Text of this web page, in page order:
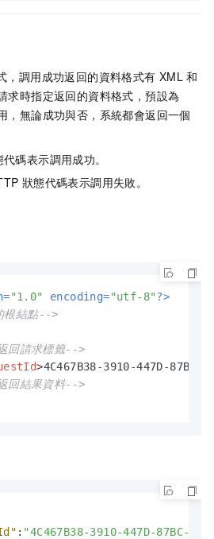
，調用成功返回的資料格式有 XML 和
求時指定返回的資料格式，預設為
，無論成功與否，系統都會返回一個
碼表示調用成功。
狀態代碼表示調用失敗。
"1.0" encoding="utf-8"?>
結點-->
回請求標籤-->
>4C467B38-3910-447D-87BC-
回結果資料-->
: "4C467B38-3910-447D-87BC-